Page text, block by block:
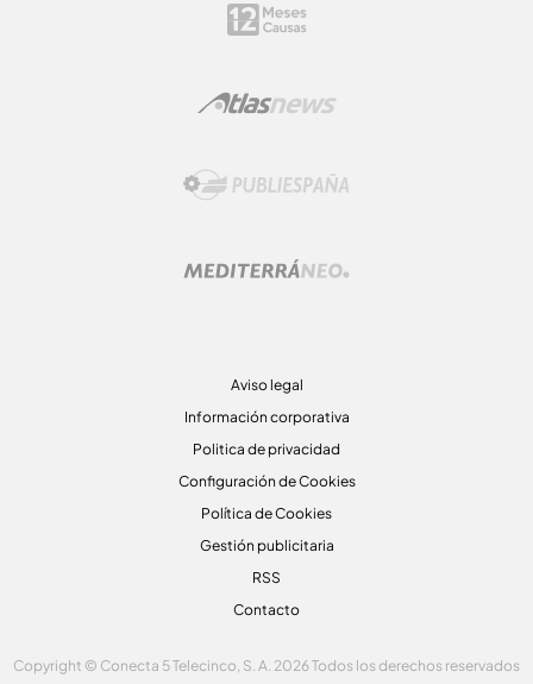
Aviso legal
Información corporativa
Politica de privacidad
Configuración de Cookies
Política de Cookies
Gestión publicitaria
RSS
Contacto
Copyright © Conecta 5 Telecinco, S. A. 2026 Todos los derechos reservados